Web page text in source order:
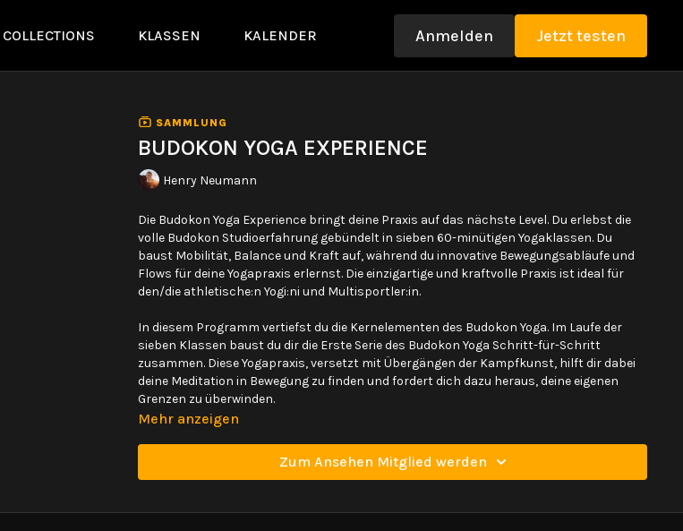
COLLECTIONS KLASSEN KALENDER Anmelden Jetzt testen
SAMMLUNG
BUDOKON YOGA EXPERIENCE
Henry Neumann
Die Budokon Yoga Experience bringt deine Praxis auf das nächste Level. Du erlebst die
volle Budokon Studioerfahrung gebündelt in sieben 60-minütigen Yogaklassen. Du
baust Mobilität, Balance und Kraft auf, während du innovative Bewegungsabläufe und
Flows für deine Yogapraxis erlernst. Die einzigartige und kraftvolle Praxis ist ideal für
den/die athletische:n Yogi:ni und Multisportler:in.
In diesem Programm vertiefst du die Kernelementen des Budokon Yoga. Im Laufe der
sieben Klassen baust du dir die Erste Serie des Budokon Yoga Schritt-für-Schritt
zusammen. Diese Yogapraxis, versetzt mit Übergängen der Kampfkunst, hilft dir dabei
deine Meditation in Bewegung zu finden und fordert dich dazu heraus, deine eigenen
Grenzen zu überwinden.
Mehr anzeigen
Zum Ansehen Mitglied werden